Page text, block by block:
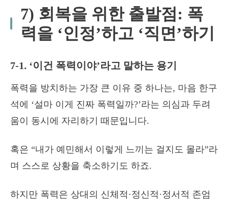
7) 회복을 위한 출발점: 폭
력을 ‘인정’하고 ‘직면’하기
7-1. ‘이건 폭력이야’라고 말하는 용기
폭력을 방치하는 가장 큰 이유 중 하나는, 마음 한구
석에 ‘설마 이게 진짜 폭력일까?’라는 의심과 두려
움이 동시에 자리하기 때문입니다.
혹은 “내가 예민해서 이렇게 느끼는 걸지도 몰라”라
며 스스로 상황을 축소하기도 하죠.
하지만 폭력은 상대의 신체적·정신적·정서적 존엄